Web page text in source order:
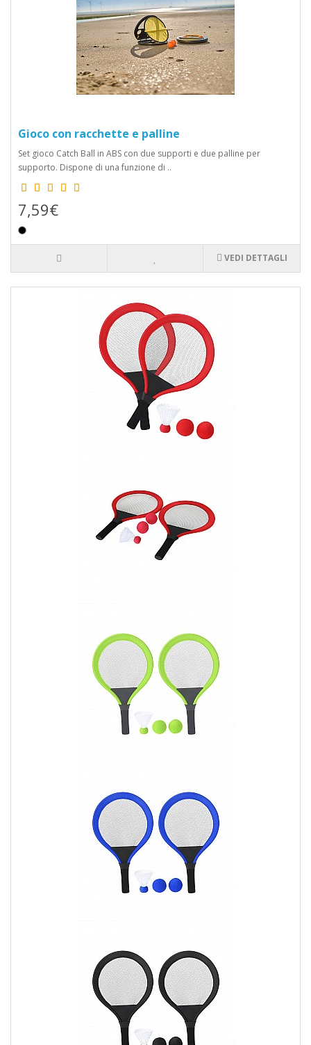
Con i giochi estivi personalizzati, potrai offrire un'esperienza di
gioco unica e coinvolgente al tuo pubblico. Scegli giochi adatti
alle diverse fasce di età e personalizzali con il tuo logo. Non solo
avrai un'opportunità di divertimento estivo, ma promuoverai
anche il tuo brand in modo efficace.
Gioco con racchette e palline
Set gioco Catch Ball in ABS con due supporti e due palline per
supporto. Dispone di una funzione di ..
7,59€
VEDI DETTAGLI